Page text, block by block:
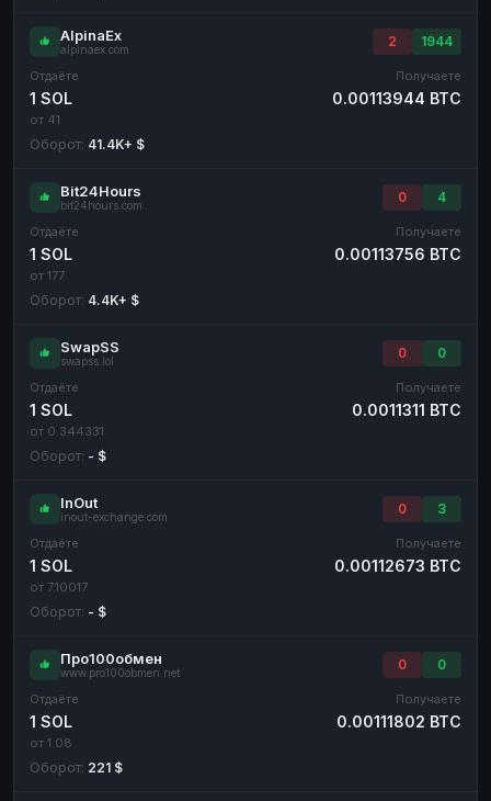
AlpinaEx
alpinaex.com
2 1944
Отдаёте
1 SOL
от 41
Получаете
0.00113944 BTC
Оборот: 41.4K+ $
Bit24Hours
bit24hours.com
0 4
Отдаёте
1 SOL
от 177
Получаете
0.00113756 BTC
Оборот: 4.4K+ $
SwapSS
swapss.lol
0 0
Отдаёте
1 SOL
от 0.344331
Получаете
0.0011311 BTC
Оборот: - $
InOut
inout-exchange.com
0 3
Отдаёте
1 SOL
от 7.10017
Получаете
0.00112673 BTC
Оборот: - $
Про100обмен
www.pro100obmen.net
0 0
Отдаёте
1 SOL
от 1.08
Получаете
0.00111802 BTC
Оборот: 221 $